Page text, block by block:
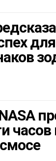
для
часов